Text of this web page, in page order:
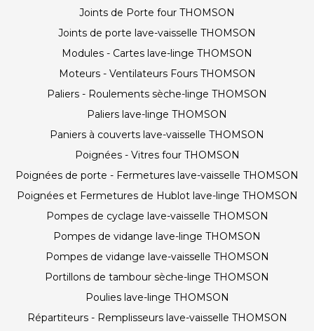
Joints de Porte four THOMSON
Joints de porte lave-vaisselle THOMSON
Modules - Cartes lave-linge THOMSON
Moteurs - Ventilateurs Fours THOMSON
Paliers - Roulements sèche-linge THOMSON
Paliers lave-linge THOMSON
Paniers à couverts lave-vaisselle THOMSON
Poignées - Vitres four THOMSON
Poignées de porte - Fermetures lave-vaisselle THOMSON
Poignées et Fermetures de Hublot lave-linge THOMSON
Pompes de cyclage lave-vaisselle THOMSON
Pompes de vidange lave-linge THOMSON
Pompes de vidange lave-vaisselle THOMSON
Portillons de tambour sèche-linge THOMSON
Poulies lave-linge THOMSON
Répartiteurs - Remplisseurs lave-vaisselle THOMSON